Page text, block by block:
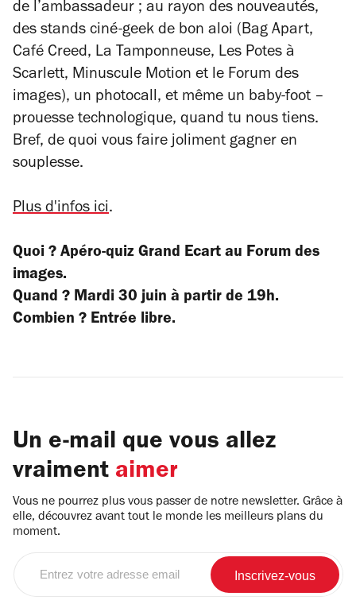
de l’ambassadeur ; au rayon des nouveautés,
des stands ciné-geek de bon aloi (Bag Apart,
Café Creed, La Tamponneuse, Les Potes à
Scarlett, Minuscule Motion et le Forum des
images), un photocall, et même un baby-foot –
prouesse technologique, quand tu nous tiens.
Bref, de quoi vous faire joliment gagner en
souplesse.
Plus d'infos ici.
Quoi ? Apéro-quiz Grand Ecart au Forum des
images.
Quand ? Mardi 30 juin à partir de 19h.
Combien ? Entrée libre.
Un e-mail que vous allez
vraiment aimer
Vous ne pourrez plus vous passer de notre newsletter. Grâce à
elle, découvrez avant tout le monde les meilleurs plans du
moment.